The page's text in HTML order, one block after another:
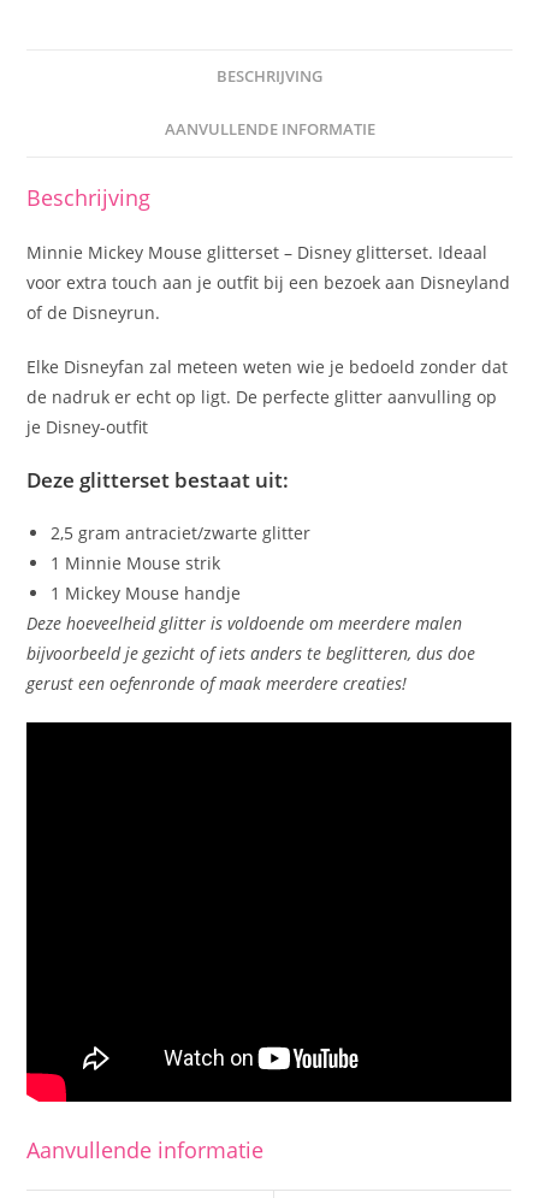
BESCHRIJVING
AANVULLENDE INFORMATIE
Beschrijving
Minnie Mickey Mouse glitterset – Disney glitterset. Ideaal
voor extra touch aan je outfit bij een bezoek aan Disneyland
of de Disneyrun.
Elke Disneyfan zal meteen weten wie je bedoeld zonder dat
de nadruk er echt op ligt. De perfecte glitter aanvulling op
je Disney-outfit
Deze glitterset bestaat uit:
2,5 gram antraciet/zwarte glitter
1 Minnie Mouse strik
1 Mickey Mouse handje
Deze hoeveelheid glitter is voldoende om meerdere malen
bijvoorbeeld je gezicht of iets anders te beglitteren, dus doe
gerust een oefenronde of maak meerdere creaties!
Aanvullende informatie